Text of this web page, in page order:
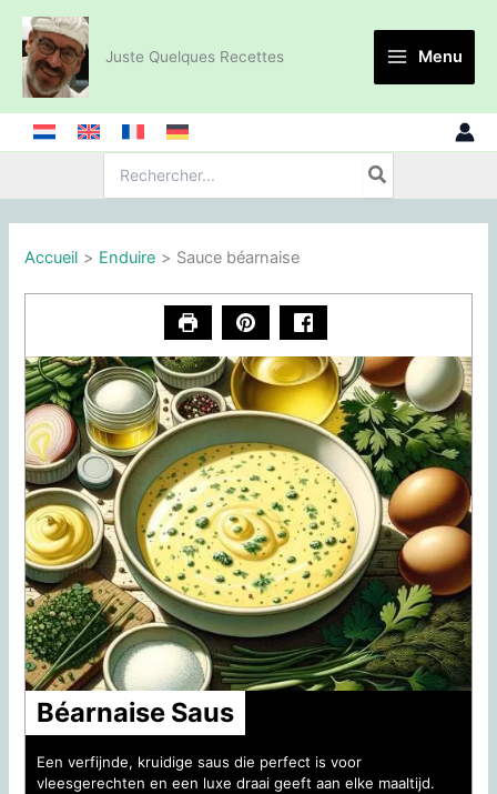
Aller
contenu
Juste Quelques Recettes Menu
de
Accueil Enduire Sauce béarnaise
Béarnaise Saus
Een verfijnde, kruidige saus die perfect is voor
vleesgerechten en een luxe draai geeft aan elke maaltijd.